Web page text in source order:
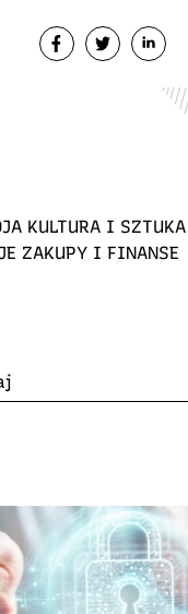
KULTURA I SZTUKA
ZAKUPY I FINANSE